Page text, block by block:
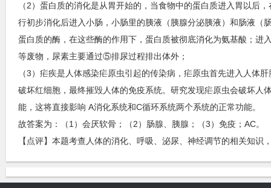
（2）蛋白质的消化是从胃开始的，当食物中的蛋白质进入胃以后
行初步消化后进入小肠，小肠里的胰液（胰腺分泌胰液）和肠液（
蛋白质的酶，在这些酶的作用下，蛋白质被彻底消化为氨基酸；进
等废物，尿素主要通过⑤排尿过程排出体外；
（3）疟疾是人体感染疟原虫引起的传染病，疟原虫首先进入人体
破坏红细胞，最终摧毁人体的免疫系统。研究发现疟原虫会破坏人
能，这将直接影响 A消化系统和C循环系统两个系统的正常功能。
故答案为：（1）会厌软骨；（2）肠腺、胰腺；（3）免疫；AC。
【点评】本题考查人体的消化、呼吸、泌尿、神经调节的相关知识